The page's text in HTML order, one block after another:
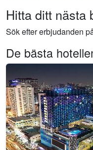
Hitta ditt nästa
Sök efter erbjudanden
De bästa